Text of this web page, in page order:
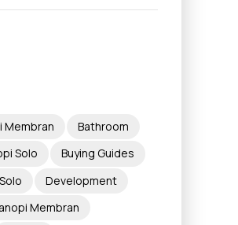
Membran
Bathroom
Solo
Buying Guides
Development
Membran